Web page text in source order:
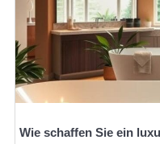
Wie schaffen Sie ein